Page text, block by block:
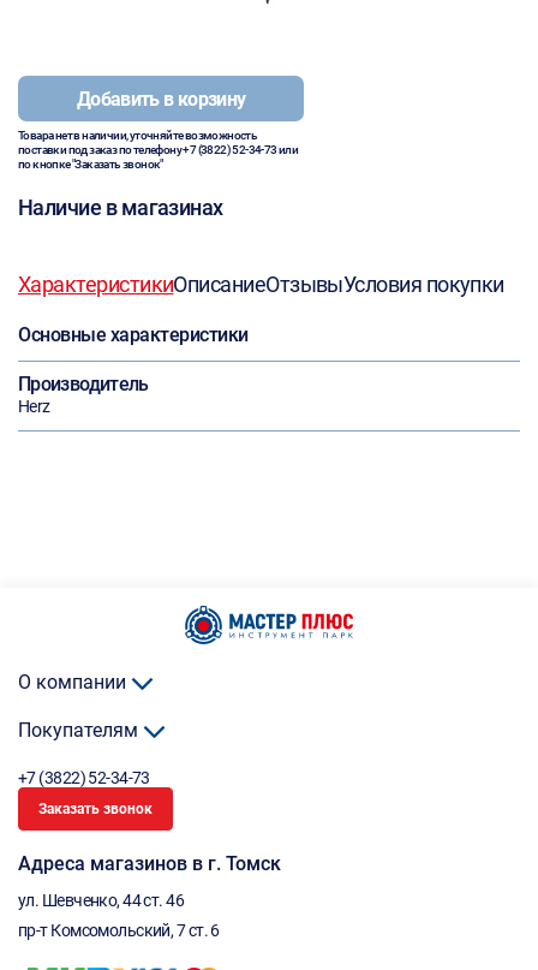
Добавить в корзину
Товара нет в наличии, уточняйте возможность
поставки под заказ по телефону+7 (3822) 52-34-73или
по кнопке "Заказать звонок"
Наличие в магазинах
ХарактеристикиОписаниеОтзывыУсловия покупки
Основные характеристики
Производитель
Herz
О компании
Покупателям
+7 (3822) 52-34-73
Заказать звонок
Адреса магазинов в г. Томск
ул. Шевченко, 44 ст. 46
пр-т Комсомольский, 7 ст. 6